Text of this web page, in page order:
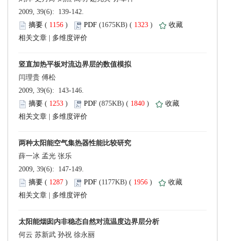
2009, 39(6): 139-142.
(
) 1323 )
2009, 39(6): 143-146.
(
) 1840 )
2009, 39(6): 147-149.
(
) 1956 )